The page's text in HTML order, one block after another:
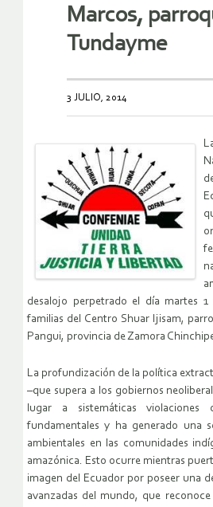
Marcos,
Tundayme
3 JULIO, 2014
desalojo perpetrado el día martes
familias del Centro Shuar Ijisam,
Pangui, provincia de Zamora
La profundización de la política
–que supera a los gobiernos
lugar a sistemáticas violaciones
fundamentales y ha generado una
ambientales en las comunidades
amazónica. Esto ocurre mientras
imagen del Ecuador por poseer una
avanzadas del mundo, que